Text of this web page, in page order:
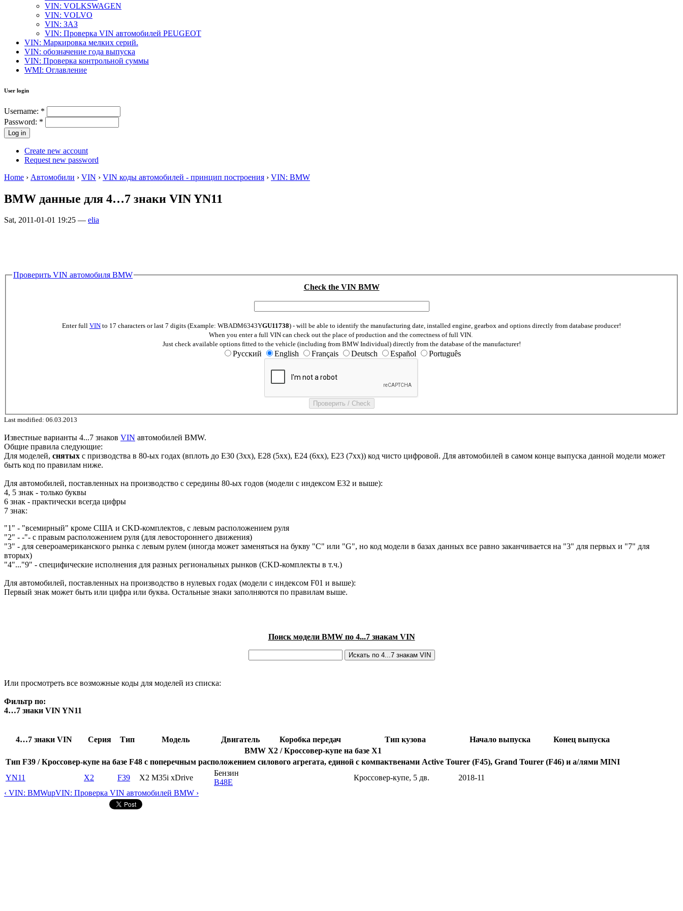
VIN: VOLKSWAGEN
VIN: VOLVO
VIN: ЗАЗ
VIN: Проверка VIN автомобилей PEUGEOT
VIN: Маркировка мелких серий.
VIN: обозначение года выпуска
VIN: Проверка контрольной суммы
WMI: Оглавление
User login
Username: *
Password: *
Create new account
Request new password
Home › Автомобили › VIN › VIN коды автомобилей - принцип построения › VIN: BMW
BMW данные для 4…7 знаки VIN YN11
Sat, 2011-01-01 19:25 — elia
Проверить VIN автомобиля BMW
Check the VIN BMW
Enter full VIN to 17 characters or last 7 digits (Example: WBADM6343YGU11738) - will be able to identify the manufacturing date, installed engine, gearbox and options directly from database producer!
When you enter a full VIN can check out the place of production and the correctness of full VIN.
Just check available options fitted to the vehicle (including from BMW Individual) directly from the database of the manufacturer!
Русский English Français Deutsch Español Português
Last modified: 06.03.2013
Известные варианты 4...7 знаков VIN автомобилей BMW.
Общие правила следующие:
Для моделей, снятых с призводства в 80-ых годах (вплоть до E30 (3xx), E28 (5xx), E24 (6xx), E23 (7xx)) код чисто цифровой. Для автомобилей в самом конце выпуска данной модели может
быть код по правилам ниже.
Для автомобилей, поставленных на производство с середины 80-ых годов (модели с индексом E32 и выше):
4, 5 знак - только буквы
6 знак - практически всегда цифры
7 знак:
"1" - "всемирный" кроме США и CKD-комплектов, с левым расположением руля
"2" - -"- с правым расположением руля (для левостороннего движения)
"3" - для североамериканского рынка с левым рулем (иногда может заменяться на букву "C" или "G", но код модели в базах данных все равно заканчивается на "3" для первых и "7" для
вторых)
"4"..."9" - специфические исполнения для разных региональных рынков (CKD-комплекты в т.ч.)
Для автомобилей, поставленных на производство в нулевых годах (модели с индексом F01 и выше):
Первый знак может быть или цифра или буква. Остальные знаки заполняются по правилам выше.
Поиск модели BMW по 4...7 знакам VIN
Или просмотреть все возможные коды для моделей из списка:
Фильтр по:
4…7 знаки VIN YN11
4…7 знаки VIN Серия Тип Модель Двигатель Коробка передач Тип кузова Начало выпуска
Конец выпуска
BMW X2 / Кроссовер-купе на базе X1
Тип F39 / Кроссовер-купе на базе F48 с поперечным расположением силового агрегата, единой с компактвенами Active Tourer (F45), Grand Tourer (F46) и а/лями MINI
YN11
X2 F39 X2 M35i xDrive
Бензин
B48E
Кроссовер-купе, 5 дв.
2018-11
‹ VIN: BMWupVIN: Проверка VIN автомобилей BMW ›